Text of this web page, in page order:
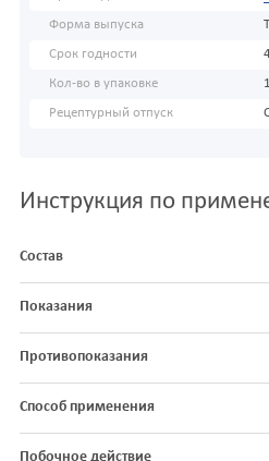
Форма выпуска
Срок годности
Кол-во в упаковке
Рецептурный отпуск
Инструкция по
Состав
Показания
Противопоказания
Способ применения
Побочное действие